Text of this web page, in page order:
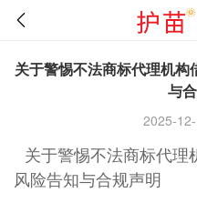
关于警惕不法商标代理机
与
2025-
关于警惕不法商标代理
风险告知与合规声明